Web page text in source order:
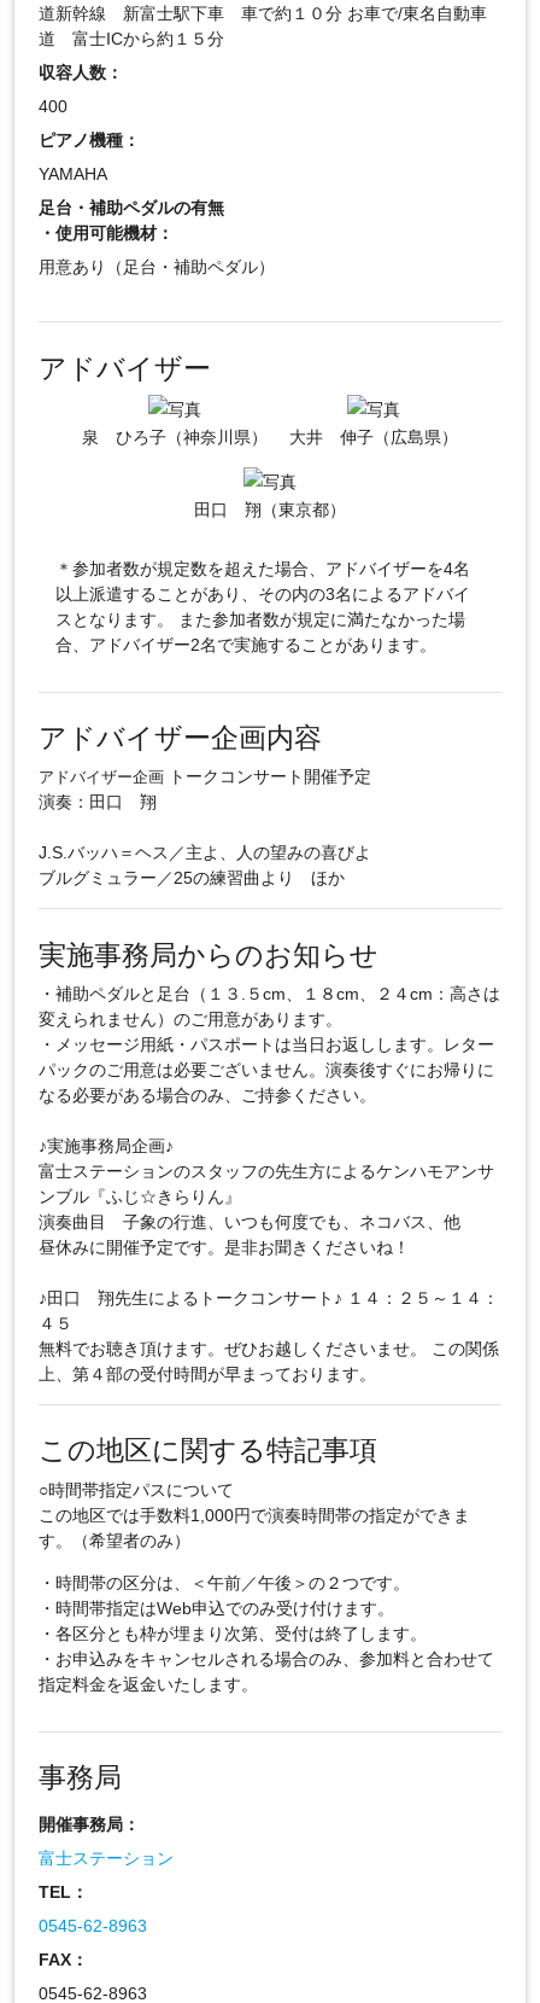
道新幹線 新富士駅下車 車で約１０分 お車で/東名自動車
道 富士ICから約１５分
収容人数：
400
ピアノ機種：
YAMAHA
足台・補助ペダルの有無
・使用可能機材：
用意あり（足台・補助ペダル）
アドバイザー
泉 ひろ子（神奈川県） 大井 伸子（広島県）
田口 翔（東京都）
＊参加者数が規定数を超えた場合、アドバイザーを4名
以上派遣することがあり、その内の3名によるアドバイ
スとなります。 また参加者数が規定に満たなかった場
合、アドバイザー2名で実施することがあります。
アドバイザー企画内容
アドバイザー企画トークコンサート開催予定
演奏：田口 翔
J.S.バッハ＝ヘス／主よ、人の望みの喜びよ
ブルグミュラー／25の練習曲より ほか
実施事務局からのお知らせ
・補助ペダルと足台（１３.５cm、１８cm、２４cm：高さは
変えられません）のご用意があります。
・メッセージ用紙・パスポートは当日お返しします。レター
パックのご用意は必要ございません。演奏後すぐにお帰りに
なる必要がある場合のみ、ご持参ください。
♪実施事務局企画♪
富士ステーションのスタッフの先生方によるケンハモアンサ
ンブル『ふじ☆きらりん』
演奏曲目 子象の行進、いつも何度でも、ネコバス、他
昼休みに開催予定です。是非お聞きくださいね！
♪田口 翔先生によるトークコンサート♪ １４：２５～１４：
４５
無料でお聴き頂けます。ぜひお越しくださいませ。 この関係
上、第４部の受付時間が早まっております。
この地区に関する特記事項
○時間帯指定パスについて
この地区では手数料1,000円で演奏時間帯の指定ができま
す。（希望者のみ）
・時間帯の区分は、＜午前／午後＞の２つです。
・時間帯指定はWeb申込でのみ受け付けます。
・各区分とも枠が埋まり次第、受付は終了します。
・お申込みをキャンセルされる場合のみ、参加料と合わせて
指定料金を返金いたします。
事務局
開催事務局：
富士ステーション
TEL：
0545-62-8963
FAX：
0545-62-8963